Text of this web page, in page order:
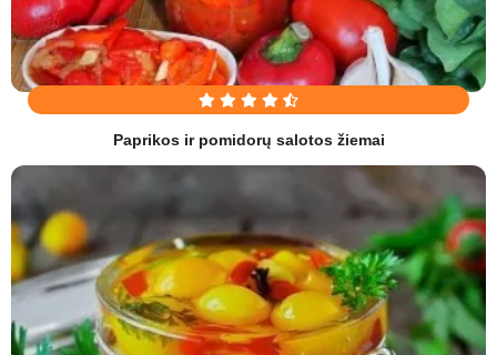
Paprikos ir pomidorų salotos žiemai